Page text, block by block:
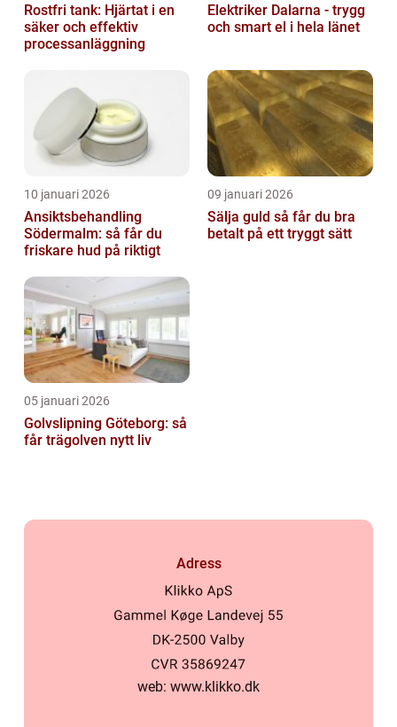
Rostfri tank: Hjärtat i en
säker och effektiv
processanläggning
Elektriker Dalarna - trygg
och smart el i hela länet
10 januari 2026
Ansiktsbehandling
Södermalm: så får du
friskare hud på riktigt
09 januari 2026
Sälja guld så får du bra
betalt på ett tryggt sätt
05 januari 2026
Golvslipning Göteborg: så
får trägolven nytt liv
Adress
web: www.klikko.dk